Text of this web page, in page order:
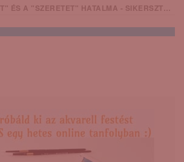
HATALMA - SIKERSZTORI SUGÁR ANDREA MÓDRA